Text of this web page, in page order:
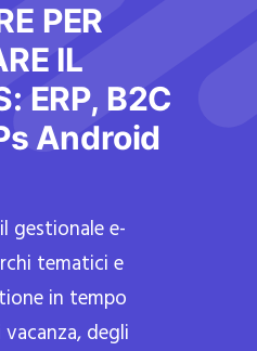
PER
IL
ERP, B2C
Android
gestionale e-
tematici e
in tempo
degli